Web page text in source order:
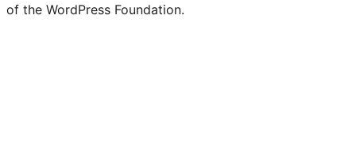
of the WordPress Foundation.